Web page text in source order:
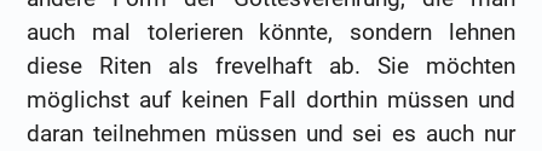
auch mal tolerieren könnte, sondern lehnen
diese Riten als frevelhaft ab. Sie möchten
möglichst auf keinen Fall dorthin müssen und
daran teilnehmen müssen und sei es auch nur